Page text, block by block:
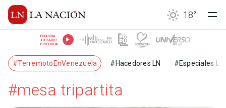
18°
ESCUCHÁ
TU RADIO
PREFERIDA
#TerremotoEnVenezuela #Hacedores LN #Especiales LN
#mesa tripartita